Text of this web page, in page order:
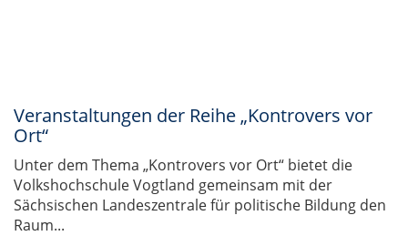
Veranstaltungen der Reihe „Kontrovers vor
Ort“
Unter dem Thema „Kontrovers vor Ort“ bietet die
Volkshochschule Vogtland gemeinsam mit der
Sächsischen Landeszentrale für politische Bildung den
Raum...